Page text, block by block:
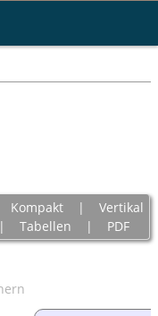
Kompakt| Vertikal
Tabellen | PDF